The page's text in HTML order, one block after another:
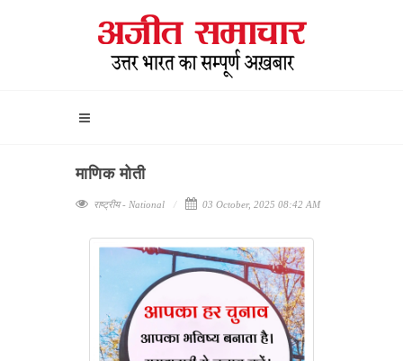
माणिक मोती
राष्ट्रीय - National 03 October, 2025 08:42 AM